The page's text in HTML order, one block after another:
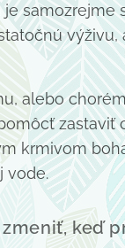
samozrejme
alebo
zastaviť
krmivom
vode.
keď